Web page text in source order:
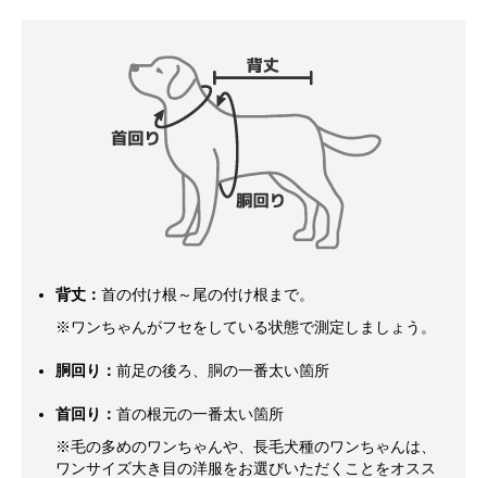
背丈： 首の付け根～尾の付け根まで。
※ワンちゃんがフセをしている状態で測定しましょう。
胴回り： 前足の後ろ、胴の一番太い箇所
首回り： 首の根元の一番太い箇所
※毛の多めのワンちゃんや、長毛犬種のワンちゃんは、
ワンサイズ大き目の洋服をお選びいただくことをオスス